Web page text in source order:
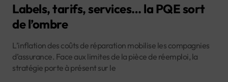
Labels, tarifs, services… la PQE sort
de l’ombre
L’inflation des coûts de réparation mobilise les compagnies
d’assurance. Face aux limites de la pièce de réemploi, la
stratégie porte à présent sur le